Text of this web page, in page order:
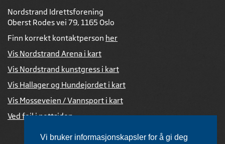
Vi bruker informasjonskapsler for å gi deg
Nordstrand Idrettsforening
Oberst Rodes vei 79, 1165 Oslo
Finn korrekt kontaktperson her
Vis Nordstrand Arena i kart
Vis Nordstrand kunstgress i kart
Vis Hallager og Hundejordet i kart
Vis Mosseveien / Vannsport i kart
Ved feil i nettsiden